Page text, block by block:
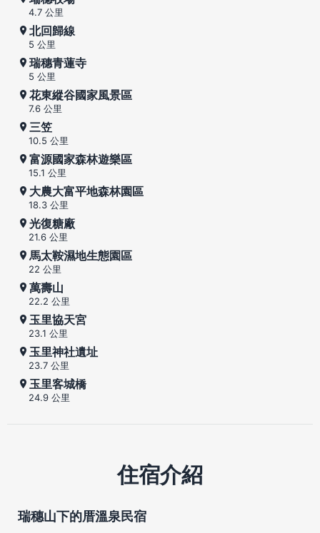
4.7 公里
北回歸線
5 公里
瑞穗青蓮寺
5 公里
花東縱谷國家風景區
7.6 公里
三笠
10.5 公里
富源國家森林遊樂區
15.1 公里
大農大富平地森林園區
18.3 公里
光復糖廠
21.6 公里
馬太鞍濕地生態園區
22 公里
萬壽山
22.2 公里
玉里協天宮
23.1 公里
玉里神社遺址
23.7 公里
玉里客城橋
24.9 公里
住宿介紹
瑞穗山下的厝溫泉民宿